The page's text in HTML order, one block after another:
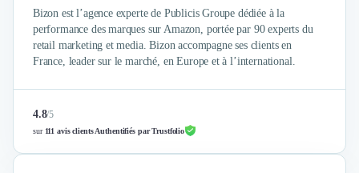
Bizon est l’agence experte de Publicis Groupe dédiée à la
performance des marques sur Amazon, portée par 90 experts du
retail marketing et media. Bizon accompagne ses clients en
France, leader sur le marché, en Europe et à l’international.
4.8/5
sur 111 avis clients Authentifiés par Trustfolio